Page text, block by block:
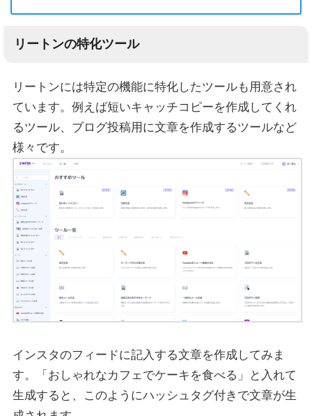
リートンの特化ツール
リートンには特定の機能に特化したツールも用意され
ています。例えば短いキャッチコピーを作成してくれ
るツール、ブログ投稿用に文章を作成するツールなど
様々です。
インスタのフィードに記入する文章を作成してみま
す。「おしゃれなカフェでケーキを食べる」と入れて
生成すると、このようにハッシュタグ付きで文章が生